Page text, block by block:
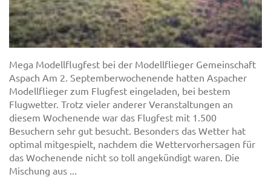
Mega Modellflugfest bei der Modellflieger Gemeinschaft
Aspach Am 2. Septemberwochenende hatten Aspacher
Modellflieger zum Flugfest eingeladen, bei bestem
Flugwetter. Trotz vieler anderer Veranstaltungen an
diesem Wochenende war das Flugfest mit 1.500
Besuchern sehr gut besucht. Besonders das Wetter hat
optimal mitgespielt, nachdem die Wettervorhersagen für
das Wochenende nicht so toll angekündigt waren. Die
Mischung aus ...